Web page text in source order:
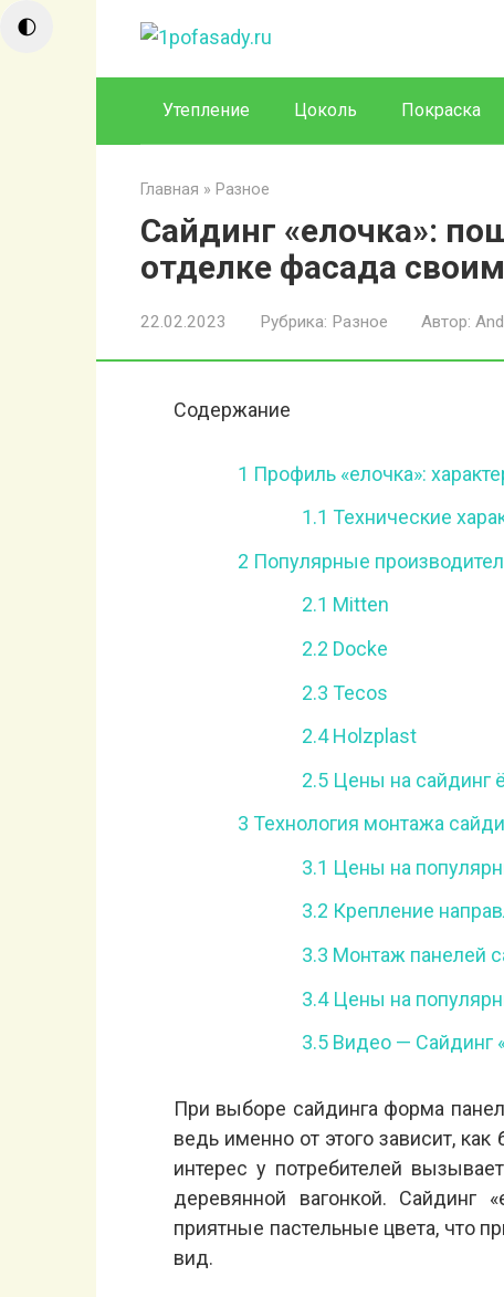
🌓
Перейти
Утепление Цоколь Покраска
Главная » Разное
Сайдинг «елочка»:
отделке фасада
22.02.2023 Рубрика: Разное Автор:
Содержание
1 Профиль «елочка»:
1.1 Технические
2 Популярные
2.1 Mitten
2.2 Docke
2.3 Tecos
2.4Holzplast
2.5 Цены на сайдинг
3 Технология монтажа
3.1 Цены на
3.2 Крепление
3.3 Монтаж панелей
3.4Цены на
3.5 Видео — Сайдинг
При выборе сайдинга форма
ведь именно от этого зависит,
интерес у потребителей
деревянной вагонкой. Сайдинг
приятные пастельные цвета, что
вид.